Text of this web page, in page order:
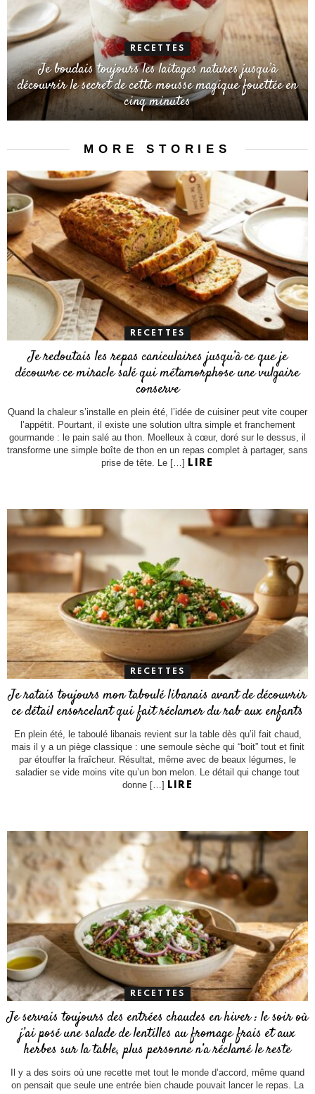
RECETTES
Je boudais toujours les laitages natures jusqu’à
découvrir le secret de cette mousse magique fouettée en
cinq minutes
MORE STORIES
RECETTES
Je redoutais les repas caniculaires jusqu’à ce que je
découvre ce miracle salé qui métamorphose une vulgaire
conserve
Quand la chaleur s’installe en plein été, l’idée de cuisiner peut vite couper
l’appétit. Pourtant, il existe une solution ultra simple et franchement
gourmande : le pain salé au thon. Moelleux à cœur, doré sur le dessus, il
transforme une simple boîte de thon en un repas complet à partager, sans
prise de tête. Le […]
LIRE
RECETTES
Je ratais toujours mon taboulé libanais avant de découvrir
ce détail ensorcelant qui fait réclamer du rab aux enfants
En plein été, le taboulé libanais revient sur la table dès qu’il fait chaud,
mais il y a un piège classique : une semoule sèche qui “boit” tout et finit
par étouffer la fraîcheur. Résultat, même avec de beaux légumes, le
saladier se vide moins vite qu’un bon melon. Le détail qui change tout
donne […]
LIRE
RECETTES
Je servais toujours des entrées chaudes en hiver : le soir où
j’ai posé une salade de lentilles au fromage frais et aux
herbes sur la table, plus personne n’a réclamé le reste
Il y a des soirs où une recette met tout le monde d’accord, même quand
on pensait que seule une entrée bien chaude pouvait lancer le repas. La